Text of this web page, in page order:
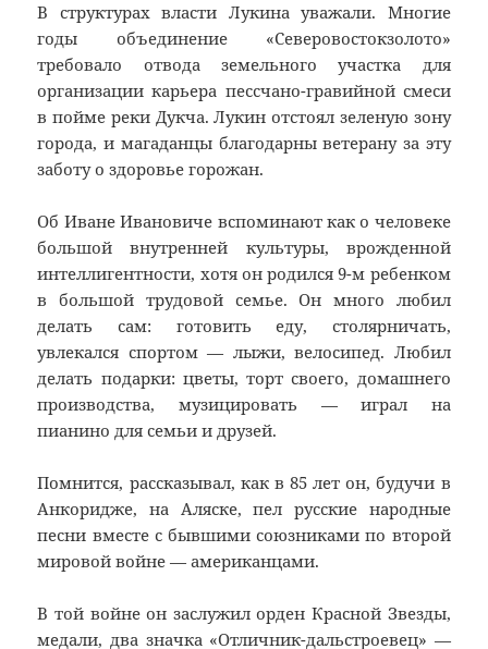
В структурах власти Лукина уважали. Многие
годы объединение «Северовостокзолото»
требовало отвода земельного участка для
организации карьера пессчано-гравийной смеси
в пойме реки Дукча. Лукин отстоял зеленую зону
города, и магаданцы благодарны ветерану за эту
заботу о здоровье горожан.
Об Иване Ивановиче вспоминают как о человеке
большой внутренней культуры, врожденной
интеллигентности, хотя он родился 9-м ребенком
в большой трудовой семье. Он много любил
делать сам: готовить еду, столярничать,
увлекался спортом — лыжи, велосипед. Любил
делать подарки: цветы, торт своего, домашнего
производства, музицировать — играл на
пианино для семьи и друзей.
Помнится, рассказывал, как в 85 лет он, будучи в
Анкоридже, на Аляске, пел русские народные
песни вместе с бывшими союзниками по второй
мировой войне — американцами.
В той войне он заслужил орден Красной Звезды,
медали, два значка «Отличник-дальстроевец» —